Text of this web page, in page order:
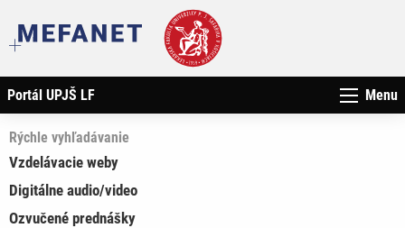
Portál UPJŠ LF Menu
Rýchle vyhľadávanie
Vzdelávacie weby
Digitálne audio/video
Ozvučené prednášky